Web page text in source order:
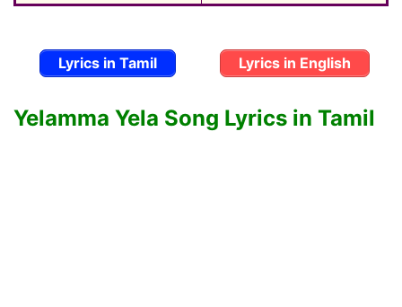
Lyrics in Tamil Lyrics in English
Yelamma Yela Song Lyrics in Tamil